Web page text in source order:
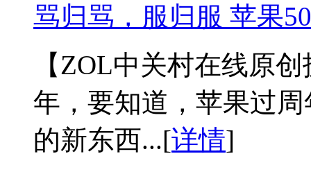
骂归骂，服归服 苹果
【ZOL中关村在线原
年，要知道，苹果过
的新东西...[详情]